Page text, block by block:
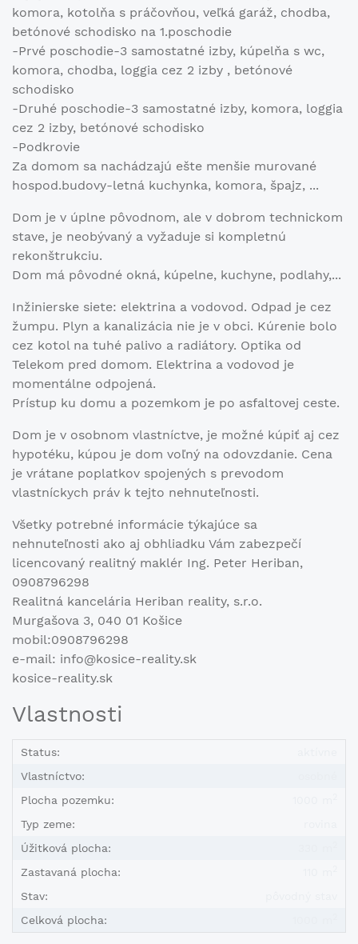
komora, kotolňa s práčovňou, veľká garáž, chodba,
betónové schodisko na 1.poschodie
-Prvé poschodie-3 samostatné izby, kúpelňa s wc,
komora, chodba, loggia cez 2 izby , betónové
schodisko
-Druhé poschodie-3 samostatné izby, komora, loggia
cez 2 izby, betónové schodisko
-Podkrovie
Za domom sa nachádzajú ešte menšie murované
hospod.budovy-letná kuchynka, komora, špajz, ...
Dom je v úplne pôvodnom, ale v dobrom technickom
stave, je neobývaný a vyžaduje si kompletnú
rekonštrukciu.
Dom má pôvodné okná, kúpelne, kuchyne, podlahy,...
Inžinierske siete: elektrina a vodovod. Odpad je cez
žumpu. Plyn a kanalizácia nie je v obci. Kúrenie bolo
cez kotol na tuhé palivo a radiátory. Optika od
Telekom pred domom. Elektrina a vodovod je
momentálne odpojená.
Prístup ku domu a pozemkom je po asfaltovej ceste.
Dom je v osobnom vlastníctve, je možné kúpiť aj cez
hypotéku, kúpou je dom voľný na odovzdanie. Cena
je vrátane poplatkov spojených s prevodom
vlastníckych práv k tejto nehnuteľnosti.
Všetky potrebné informácie týkajúce sa
nehnuteľnosti ako aj obhliadku Vám zabezpečí
licencovaný realitný maklér Ing. Peter Heriban,
0908796298
Realitná kancelária Heriban reality, s.r.o.
Murgašova 3, 040 01 Košice
mobil:0908796298
e-mail: info@kosice-reality.sk
kosice-reality.sk
Vlastnosti
Status:
Vlastníctvo:
Plocha pozemku:
Typ zeme:
Úžitková plocha:
Zastavaná plocha:
Stav:
Celková plocha: